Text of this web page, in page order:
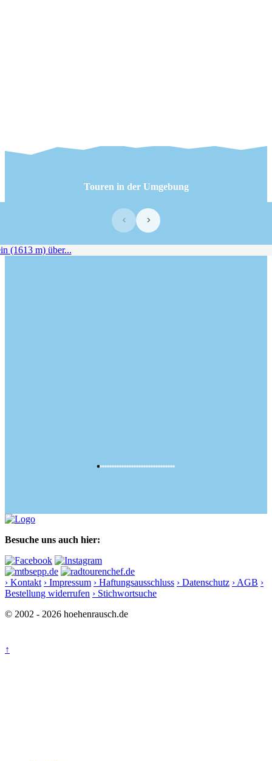
Touren in der Umgebung
‹ ›
Besuche uns auch hier:
› Kontakt › Impressum › Haftungsausschluss › Datenschutz › AGB ›
Bestellung widerrufen › Stichwortsuche
© 2002 - 2026 hoehenrausch.de
↑